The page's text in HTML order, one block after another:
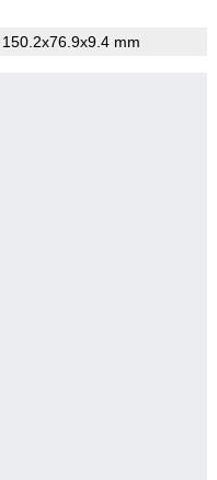
, 150.2x76.9x9.4 mm